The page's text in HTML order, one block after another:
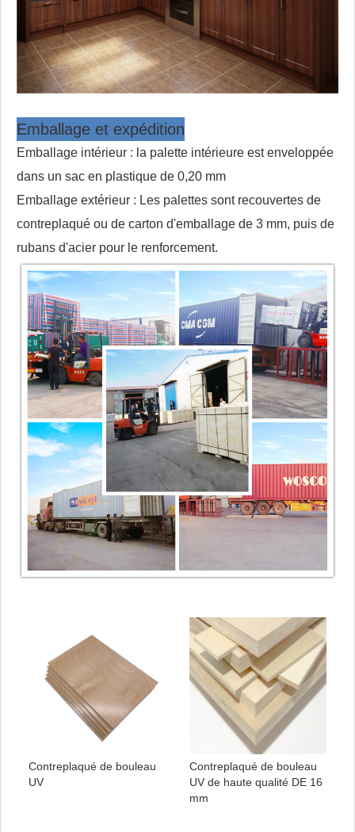
Emballage et expédition
Emballage intérieur : la palette intérieure est enveloppée
dans un sac en plastique de 0,20 mm
Emballage extérieur : Les palettes sont recouvertes de
contreplaqué ou de carton d'emballage de 3 mm, puis de
rubans d'acier pour le renforcement.
Contreplaqué de bouleau
UV
Contreplaqué de bouleau
UV de haute qualité DE 16
mm